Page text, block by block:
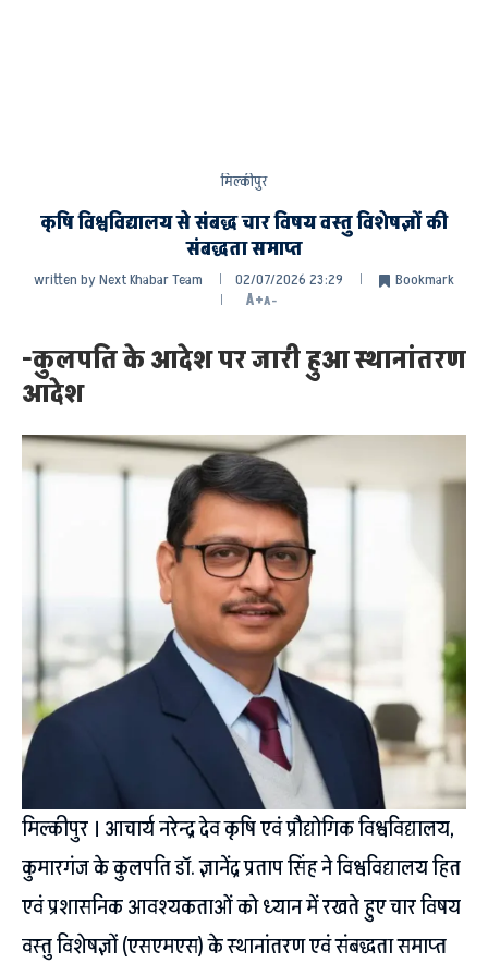
मिल्कीपुर
कृषि विश्वविद्यालय से संबद्ध चार विषय वस्तु विशेषज्ञों की
संबद्धता समाप्त
written byNext Khabar Team 02/07/2026 23:29
Bookmark
A+A-
-कुलपति के आदेश पर जारी हुआ स्थानांतरण
आदेश
मिल्कीपुर । आचार्य नरेन्द्र देव कृषि एवं प्रौद्योगिक विश्वविद्यालय,
कुमारगंज के कुलपति डॉ. ज्ञानेंद्र प्रताप सिंह ने विश्वविद्यालय हित
एवं प्रशासनिक आवश्यकताओं को ध्यान में रखते हुए चार विषय
वस्तु विशेषज्ञों (एसएमएस) के स्थानांतरण एवं संबद्धता समाप्त